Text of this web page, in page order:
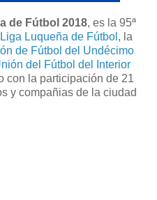
de Fútbol 2018, es la 95ª
Liga Luqueña de Fútbol , la
de Fútbol del Undécimo
del Fútbol del Interior
con la participación de 21
y compañias de la ciudad